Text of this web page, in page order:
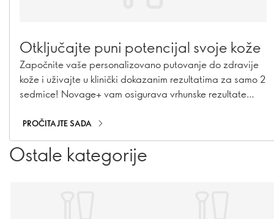
Otključajte puni potencijal svoje kože
Započnite vaše personalizovano putovanje do zdravije
kože i uživajte u klinički dokazanim rezultatima za samo 2
sedmice! Novage+ vam osigurava vrhunske rezultate
revitalizirani izgled.
PROČITAJTE SADA
Ostale kategorije